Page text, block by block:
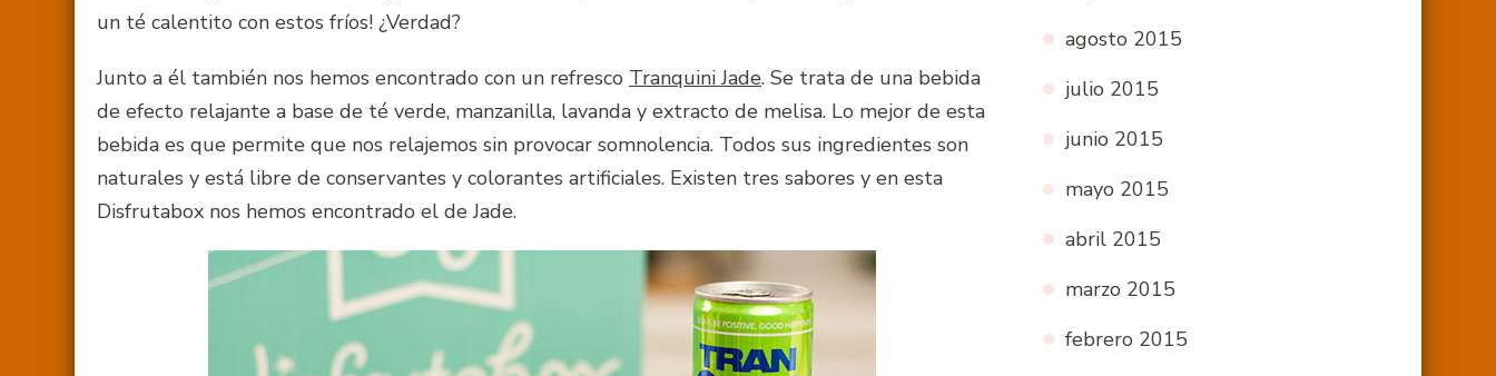
un té calentito con estos fríos! ¿Verdad?
Junto a él también nos hemos encontrado con un refresco Tranquini Jade. Se trata de una bebida
de efecto relajante a base de té verde, manzanilla, lavanda y extracto de melisa. Lo mejor de esta
bebida es que permite que nos relajemos sin provocar somnolencia. Todos sus ingredientes son
naturales y está libre de conservantes y colorantes artificiales. Existen tres sabores y en esta
Disfrutabox nos hemos encontrado el de Jade.
agosto 2015
julio 2015
junio 2015
mayo 2015
abril 2015
marzo 2015
febrero 2015